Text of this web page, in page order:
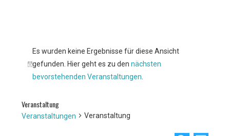
KULTURPORTAL
KONTAKT
Hinweis
Es wurden keine Ergebnisse für diese Ansicht
gefunden. Hier geht es zu dennächsten
bevorstehenden Veranstaltungen
Veranstaltung
Veranstaltungen Veranstaltung